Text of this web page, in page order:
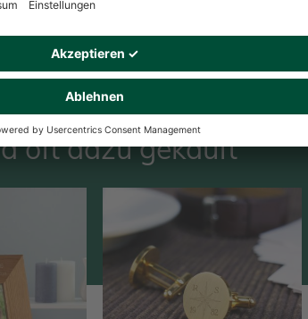
Produkt gefällt Dir? Teile es!
oft dazu gekauft